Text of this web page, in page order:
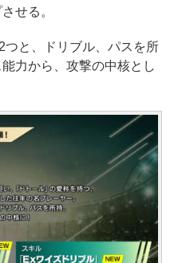
せる。
と、ドリブル、パスを所
力から、攻撃の中核とし